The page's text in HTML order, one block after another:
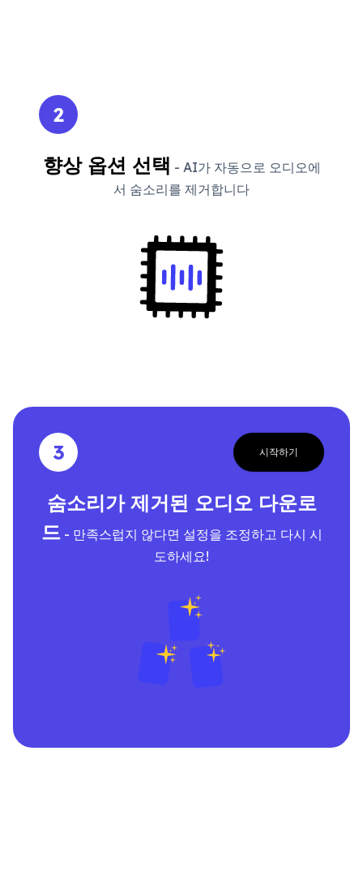
2
향상 옵션 선택 - AI가 자동으로 오디오에
서 숨소리를 제거합니다
3 시작하기
숨소리가 제거된 오디오 다운로
드- 만족스럽지 않다면 설정을 조정하고 다시 시
도하세요!